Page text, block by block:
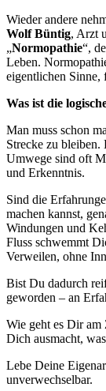
Wieder andere
Wolf Büntig, Arzt
„Normopathie“,
Leben.
eigentlichen Sinne,
Was ist die
Man muss schon
Strecke zu bleiben.
Umwege sind oft
und Erkenntnis.
Sind die
machen kannst,
Windungen und
Fluss schwemmt
Verweilen, ohne
Bist Du dadurch
geworden – an
Wie geht es Dir
Dich ausmacht,
Lebe Deine
unverwechselbar.